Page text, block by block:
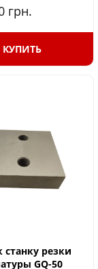
грн.
КУПИТЬ
резки
GQ-50